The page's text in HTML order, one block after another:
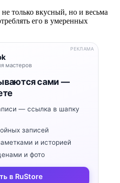
только вкусный, но и весьма
его в умеренных
мастеров
сами —
— ссылка в шапку
записей
и историей
и фото
в RuStore
РЕКЛАМА